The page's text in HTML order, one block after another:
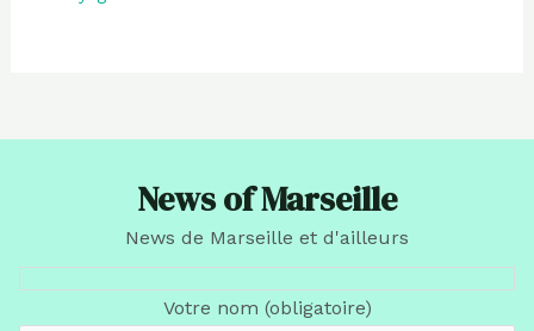
News of Marseille
News de Marseille et d'ailleurs
Votre nom (obligatoire)